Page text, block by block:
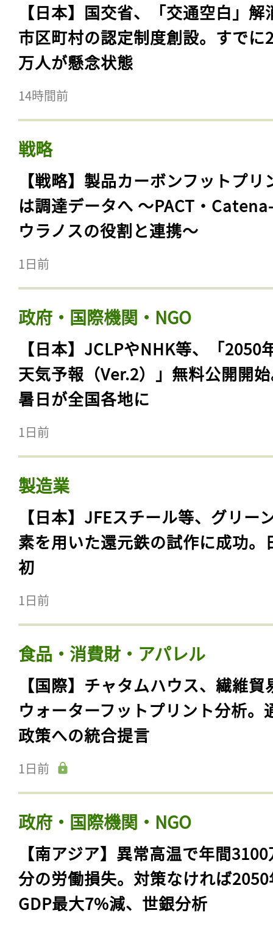
【日本】国交省、「交通空白」解
市区町村の認定制度創設。すでに
万人が懸念状態
14時間前
戦略
【戦略】製品カーボンフットプリ
は調達データへ 〜PACT・
ウラノスの役割と連携〜
1日前
政府・国際機関・NGO
【日本】JCLPやNHK等、「2050
天気予報（Ver.2）」無料公開開
暑日が全国各地に
1日前
製造業
【日本】JFEスチール等、グリー
素を用いた還元鉄の試作に成功。
初
1日前
食品・消費財・アパレル
【国際】チャタムハウス、繊維貿
ウォーターフットプリント分析。
政策への統合提言
1日前
政府・国際機関・NGO
【南アジア】異常高温で年間
分の労働損失。対策なければ
GDP最大7%減、世銀分析